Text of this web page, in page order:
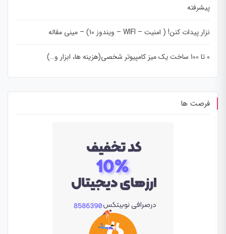
پیشرفته
نزار پیدات کنن! ( امنیت – WIFI – ویندوز 10) – مینی مقاله
0 تا 100 ساخت یک میز کامپیوتر شخصی(هزینه ها، ابزار و…)
فرصت ها